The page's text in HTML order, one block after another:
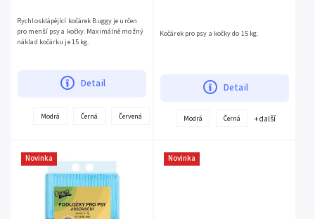
Detail
Rychlosklápějící kočárek Buggy je určen
pro menší psy a kočky. Maximálně možný
náklad kočárku je 15 kg.
Modrá Černá Červená
další
Detail
Kočárek pro psy a kočky do 15 kg.
Modrá Černá + další
Novinka Novinka